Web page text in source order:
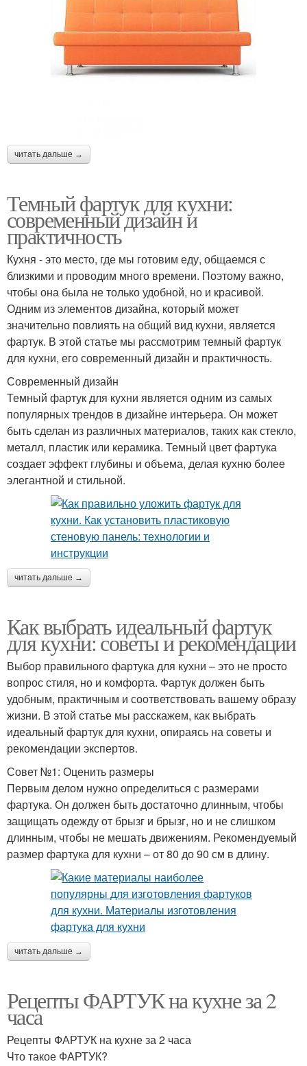
читать дальше →
Темный фартук для кухни:
современный дизайн и
практичность
Кухня - это место, где мы готовим еду, общаемся с
близкими и проводим много времени. Поэтому важно,
чтобы она была не только удобной, но и красивой.
Одним из элементов дизайна, который может
значительно повлиять на общий вид кухни, является
фартук. В этой статье мы рассмотрим темный фартук
для кухни, его современный дизайн и практичность.
Современный дизайн
Темный фартук для кухни является одним из самых
популярных трендов в дизайне интерьера. Он может
быть сделан из различных материалов, таких как стекло,
металл, пластик или керамика. Темный цвет фартука
создает эффект глубины и объема, делая кухню более
элегантной и стильной.
читать дальше →
Как выбрать идеальный фартук
для кухни: советы и рекомендации
Выбор правильного фартука для кухни – это не просто
вопрос стиля, но и комфорта. Фартук должен быть
удобным, практичным и соответствовать вашему образу
жизни. В этой статье мы расскажем, как выбрать
идеальный фартук для кухни, опираясь на советы и
рекомендации экспертов.
Совет №1: Оценить размеры
Первым делом нужно определиться с размерами
фартука. Он должен быть достаточно длинным, чтобы
защищать одежду от брызг и брызг, но и не слишком
длинным, чтобы не мешать движениям. Рекомендуемый
размер фартука для кухни – от 80 до 90 см в длину.
читать дальше →
Рецепты ФАРТУК на кухне за 2
часа
Рецепты ФАРТУК на кухне за 2 часа
Что такое ФАРТУК?